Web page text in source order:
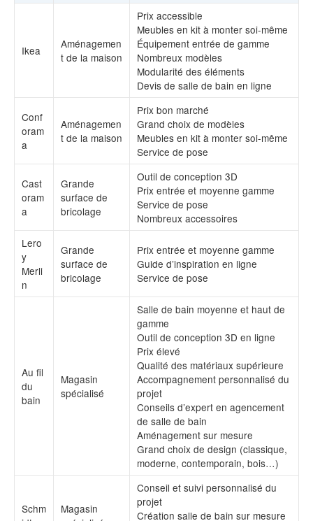
Ikea
Aménagemen
t de la maison
Prix accessible
Meubles en kit à monter soi-même
Équipement entrée de gamme
Nombreux modèles
Modularité des éléments
Devis de salle de bain en ligne
Conf
oram
a
Aménagemen
t de la maison
Prix bon marché
Grand choix de modèles
Meubles en kit à monter soi-même
Service de pose
Cast
oram
a
Grande
surface de
bricolage
Outil de conception 3D
Prix entrée et moyenne gamme
Service de pose
Nombreux accessoires
Lero
y
Merli
n
Grande
surface de
bricolage
Prix entrée et moyenne gamme
Guide d’inspiration en ligne
Service de pose
Au fil
du
bain
Magasin
spécialisé
Salle de bain moyenne et haut de
gamme
Outil de conception 3D en ligne
Prix élevé
Qualité des matériaux supérieure
Accompagnement personnalisé du
projet
Conseils d’expert en agencement
de salle de bain
Aménagement sur mesure
Grand choix de design (classique,
moderne, contemporain, bois…)
Schm
Magasin
Conseil et suivi personnalisé du
projet
Création salle de bain sur mesure